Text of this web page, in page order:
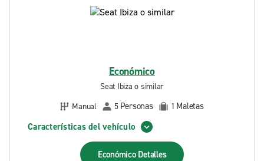
Económico
Seat Ibiza o similar
Manual
5 Personas 1 Maletas
Características del vehículo
Económico Detalles